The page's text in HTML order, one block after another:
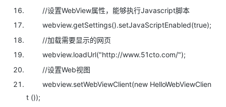
//设置WebView属性，能够执行Javascript脚本
webview.getSettings().setJavaScriptEnabled(true);
//加载需要显示的网页
webview.loadUrl("http://www.51cto.com/");
//设置Web视图
webview.setWebViewClient(new HelloWebViewClien
t ());